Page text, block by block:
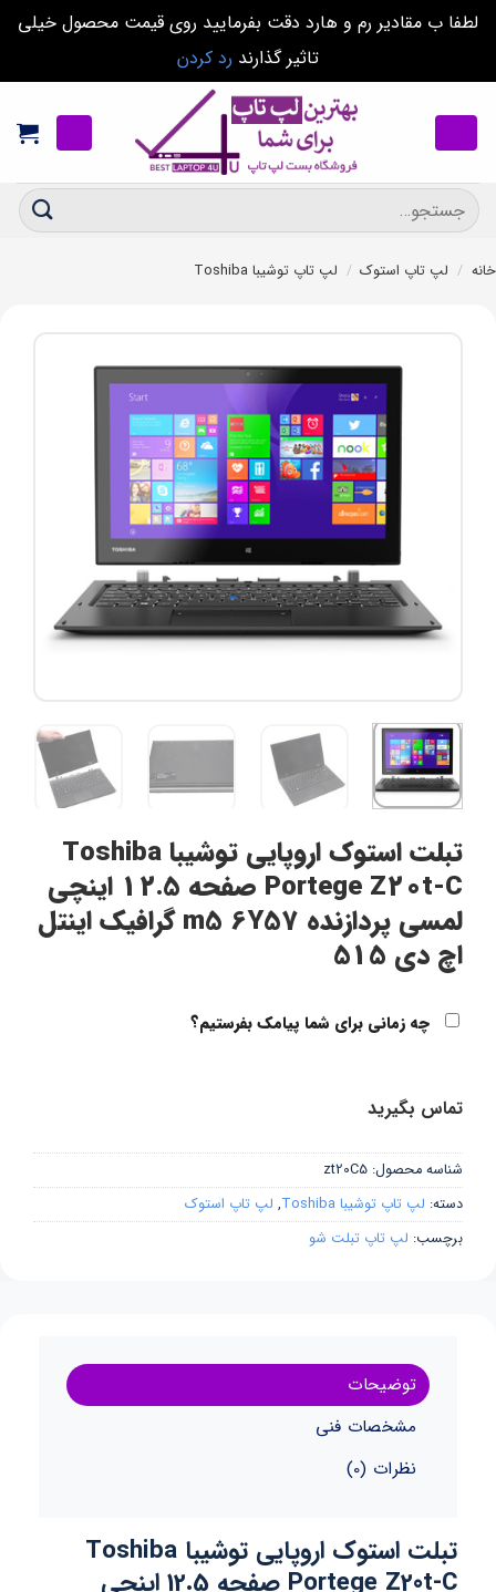
لطفا ب مقادیر رم و هارد دقت بفرمایید روی قیمت محصول خیلی
تاثیر گذارند رد کردن
content
جستجو
برای:
خانه / لپ تاپ استوک / لپ تاپ توشیبا Toshiba
تبلت استوک اروپایی توشیبا Toshiba
Portege Z20t-C صفحه 12.5 اینچی
لمسی پردازنده m5 6Y57 گرافیک اینتل
اچ دی 515
چه زمانی برای شما پیامک بفرستیم؟
تماس بگیرید
شناسه محصول: zt20C5
دسته: لپ تاپ توشیبا Toshiba , لپ تاپ استوک
برچسب: لپ تاپ تبلت شو
توضیحات
مشخصات فنی
نظرات (0)
تبلت استوک اروپایی توشیبا Toshiba
Portege Z20t-C صفحه 12.5 اینچی